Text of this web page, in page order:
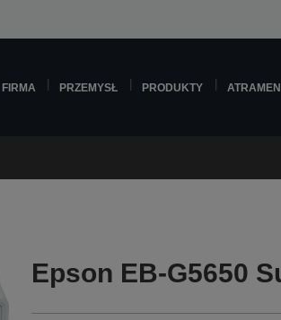
FIRMA PRZEMYSŁ PRODUKTY
Epson EB-G5650